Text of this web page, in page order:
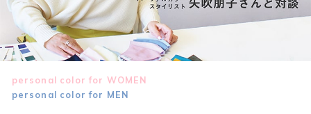
personal color for WOMEN
personal color for MEN